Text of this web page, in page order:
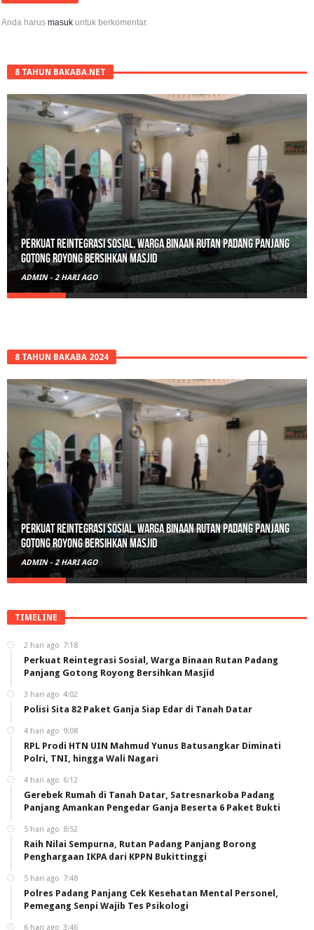
Anda harusmasuk untuk berkomentar.
8 TAHUN BAKABA.NET
Polisi Sita 82 Paket Ganja Siap Edar di Tanah Datar
ADMIN - 3 HARI AGO
8 TAHUN BAKABA 2024
Polisi Sita 82 Paket Ganja Siap Edar di Tanah Datar
ADMIN - 3 HARI AGO
TIMELINE
2 hari ago 7:18
Perkuat Reintegrasi Sosial, Warga Binaan Rutan Padang
Panjang Gotong Royong Bersihkan Masjid
3 hari ago 4:02
Polisi Sita 82 Paket Ganja Siap Edar di Tanah Datar
4 hari ago 9:08
RPL Prodi HTN UIN Mahmud Yunus Batusangkar Diminati
Polri, TNI, hingga Wali Nagari
4 hari ago 6:12
Gerebek Rumah di Tanah Datar, Satresnarkoba Padang
Panjang Amankan Pengedar Ganja Beserta 6 Paket Bukti
5 hari ago 8:52
Raih Nilai Sempurna, Rutan Padang Panjang Borong
Penghargaan IKPA dari KPPN Bukittinggi
5 hari ago 7:48
Polres Padang Panjang Cek Kesehatan Mental Personel,
Pemegang Senpi Wajib Tes Psikologi
6 hari ago 3:46